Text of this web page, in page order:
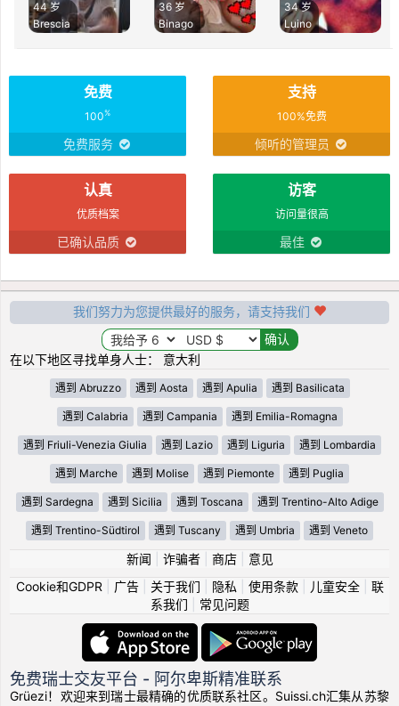
44 岁
Brescia
36 岁
Binago
34 岁
Luino
免费
100%
免费服务
支持
100%免费
倾听的管理员
认真
优质档案
已确认品质
访客
访问量很高
最佳
我们努力为您提供最好的服务，请支持我们
在以下地区寻找单身人士： 意大利
遇到 Abruzzo 遇到 Aosta 遇到 Apulia 遇到 Basilicata
遇到 Calabria 遇到 Campania 遇到 Emilia-Romagna
遇到 Friuli-Venezia Giulia 遇到 Lazio 遇到 Liguria 遇到 Lombardia
遇到 Marche 遇到 Molise 遇到 Piemonte 遇到 Puglia
遇到 Sardegna 遇到 Sicilia 遇到 Toscana 遇到 Trentino-Alto Adige
遇到 Trentino-Südtirol 遇到 Tuscany 遇到 Umbria 遇到 Veneto
新闻 诈骗者| 商店| 意见
Cookie和GDPR
广告| 关于我们 隐私 使用条款| 儿童安全| 联
系我们
常见问题
免费瑞士交友平台 - 阿尔卑斯精准联系
Grüezi！欢迎来到瑞士最精确的优质联系社区。Suissi.ch汇集从苏黎